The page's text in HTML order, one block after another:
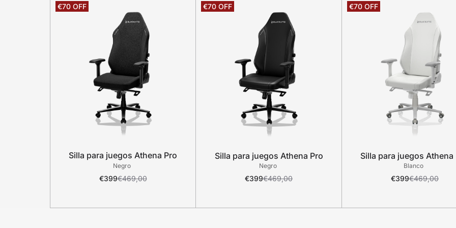
Silla para juegos Athena Pro
Negro
€399€469,00
Silla para juegos Athena Pro
Negro
€399€469,00
Silla para juegos Athena
Blanco
€399€469,00